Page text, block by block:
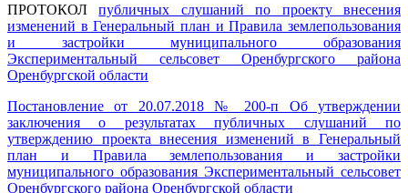
ПРОТОКОЛпубличных слушаний по проекту внесения
изменений в Генеральный план и Правила землепользования
и застройки муниципального образования
Экспериментальный сельсовет Оренбургского района
Оренбургской области
Постановление от 20.07.2018 № 200-п Об утверждении
заключения о результатах публичных слушаний по
утверждению проекта внесения изменений в Генеральный
план и Правила землепользования и застройки
муниципального образования Экспериментальный сельсовет
Оренбургского района Оренбургской области